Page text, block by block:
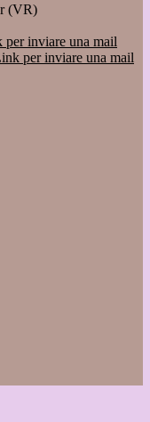
(VR)
per inviare una mail
per inviare una mail